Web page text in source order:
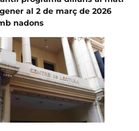
al 2 de març de 2026
nadons